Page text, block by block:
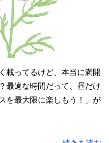
載ってるけど、本当に満開
最適な時間だって、昼だけ
を最大限に楽しもう！」が